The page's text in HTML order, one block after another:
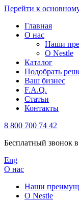
Перейти к
Главная
О нас
Наши
О Nestle
Каталог
Подобрать
Ваш бизнес
F.A.Q.
Статьи
Контакты
8 800 700 74 42
Бесплатный звонок
Eng
О нас
Наши
О Nestle